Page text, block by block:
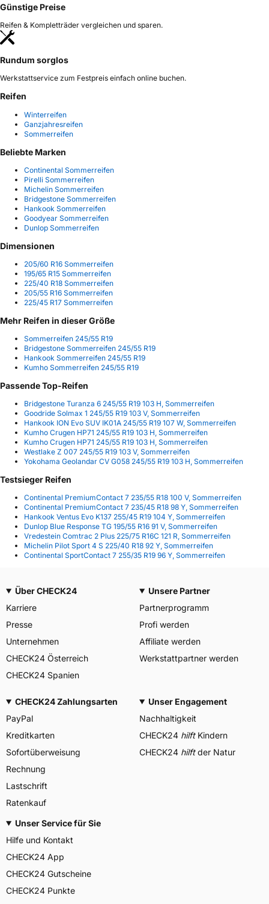
Günstige Preise
Reifen & Kompletträder vergleichen und sparen.
Rundum sorglos
Werkstattservice zum Festpreis einfach online buchen.
Reifen
Winterreifen
Ganzjahresreifen
Sommerreifen
Beliebte Marken
Continental Sommerreifen
Pirelli Sommerreifen
Michelin Sommerreifen
Bridgestone Sommerreifen
Hankook Sommerreifen
Goodyear Sommerreifen
Dunlop Sommerreifen
Dimensionen
205/60 R16 Sommerreifen
195/65 R15 Sommerreifen
225/40 R18 Sommerreifen
205/55 R16 Sommerreifen
225/45 R17 Sommerreifen
Mehr Reifen in dieser Größe
Sommerreifen 245/55 R19
Bridgestone Sommerreifen 245/55 R19
Hankook Sommerreifen 245/55 R19
Kumho Sommerreifen 245/55 R19
Passende Top-Reifen
Bridgestone Turanza 6 245/55 R19 103 H, Sommerreifen
Goodride Solmax 1 245/55 R19 103 V, Sommerreifen
Hankook ION Evo SUV IK01A 245/55 R19 107 W, Sommerreifen
Kumho Crugen HP71 245/55 R19 103 H, Sommerreifen
Kumho Crugen HP71 245/55 R19 103 H, Sommerreifen
Westlake Z 007 245/55 R19 103 V, Sommerreifen
Yokohama Geolandar CV G058 245/55 R19 103 H, Sommerreifen
Testsieger Reifen
Continental PremiumContact 7 235/55 R18 100 V, Sommerreifen
Continental PremiumContact 7 235/45 R18 98 Y, Sommerreifen
Hankook Ventus Evo K137 255/45 R19 104 Y, Sommerreifen
Dunlop Blue Response TG 195/55 R16 91 V, Sommerreifen
Vredestein Comtrac 2 Plus 225/75 R16C 121 R, Sommerreifen
Michelin Pilot Sport 4 S 225/40 R18 92 Y, Sommerreifen
Continental SportContact 7 255/35 R19 96 Y, Sommerreifen
Über CHECK24
Karriere
Presse
Unternehmen
CHECK24 Österreich
CHECK24 Spanien
Unsere Partner
Partnerprogramm
Profi werden
Affiliate werden
Werkstattpartner werden
CHECK24 Zahlungsarten
PayPal
Kreditkarten
Sofortüberweisung
Rechnung
Lastschrift
Ratenkauf
Unser Engagement
Nachhaltigkeit
CHECK24 hilftKindern
CHECK24 hilftder Natur
Unser Service für Sie
Hilfe und Kontakt
CHECK24 App
CHECK24 Gutscheine
CHECK24 Punkte